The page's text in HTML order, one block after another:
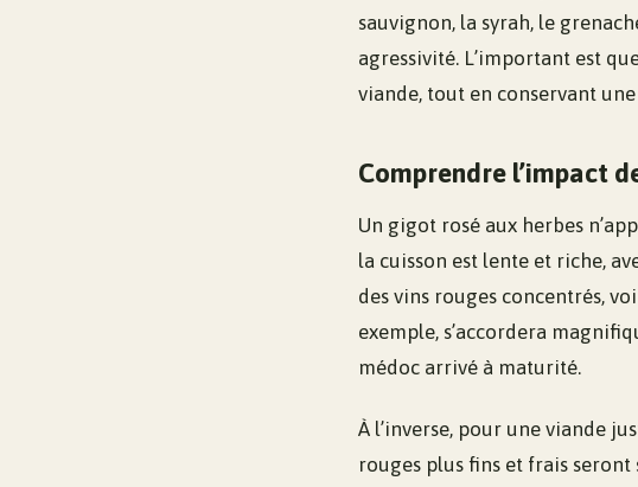
sauvignon, la syrah, le
agressivité. L’important est
viande, tout en conservant
Comprendre l’impact
Un gigot rosé aux herbes
la cuisson est lente et riche,
des vins rouges concentrés,
exemple, s’accordera
médoc arrivé à maturité.
À l’inverse, pour une viande
rouges plus fins et frais